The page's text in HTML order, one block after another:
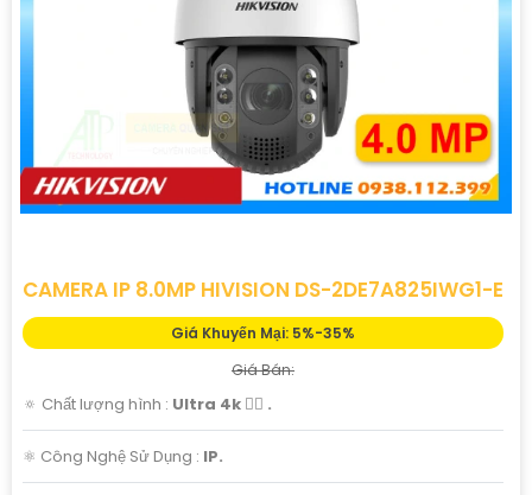
CAMERA IP 8.0MP HIVISION DS-2DE7A825IWG1-E
Giá Khuyến Mại: 5%-35%
Giá Bán:
🔅 Chất lượng hình : Ultra 4k 👍🏾 .
⚛️ Công Nghệ Sử Dụng : IP.